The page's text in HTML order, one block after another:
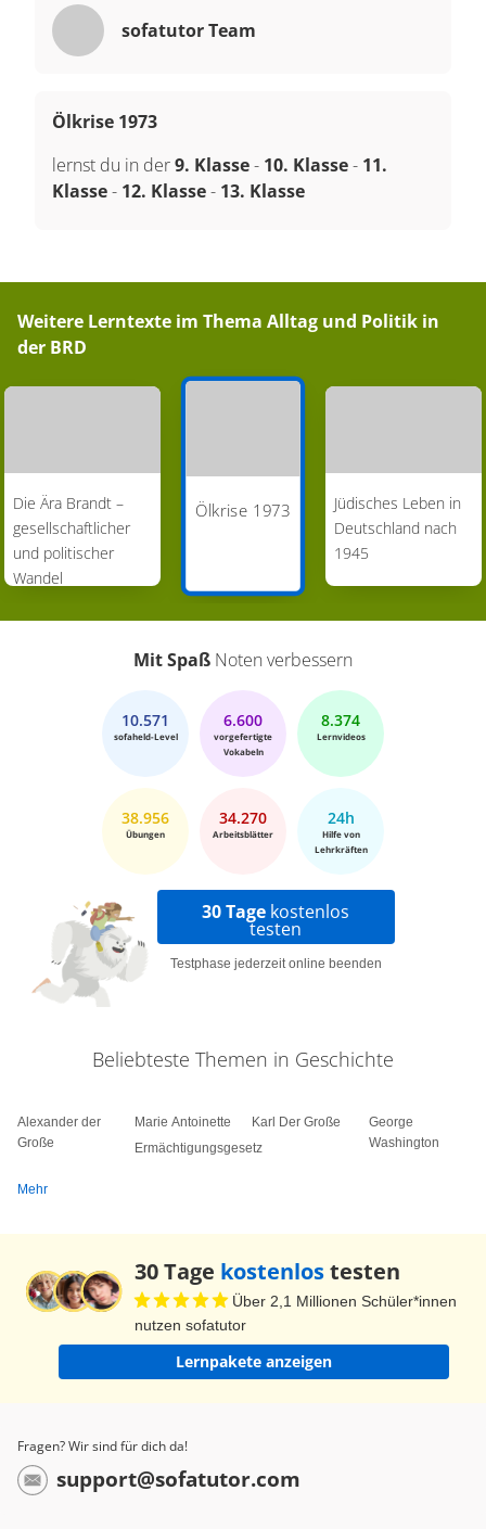
sofatutor Team
Ölkrise 1973
lernst du in der9. Klasse- 10. Klasse- 11.
Klasse- 12. Klasse- 13. Klasse
Weitere Lerntexte im Thema Alltag und Politik in
der BRD
Die Ära Brandt –
gesellschaftlicher
und politischer
Wandel
Ölkrise 1973
Jüdisches Leben in
Deutschland nach
1945
Mit Spaß Noten verbessern
10.571
sofaheld-Level
6.600
vorgefertigte
Vokabeln
8.374
Lernvideos
38.956
Übungen
34.270
Arbeitsblätter
24h
Hilfe von
Lehrkräften
30 Tage kostenlos
testen
Testphase jederzeit online beenden
Beliebteste Themen in Geschichte
Alexander der
Große
Marie Antoinette
Ermächtigungsgesetz
Karl Der Große
George
Washington
Mehr
30 Tage kostenlostesten
Über 2,1 Millionen Schüler*innen
nutzen sofatutor
Lernpakete anzeigen
Fragen? Wir sind für dich da!
support@sofatutor.com